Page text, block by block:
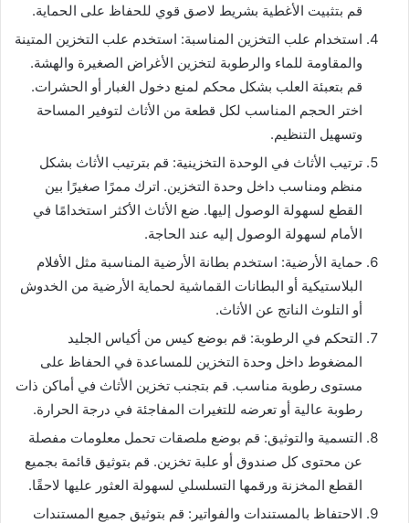
قم بتثبيت الأغطية بشريط لاصق قوي للحفاظ على الحماية.
استخدام علب التخزين المناسبة: استخدم علب التخزين المتينة
والمقاومة للماء والرطوبة لتخزين الأغراض الصغيرة والهشة.
قم بتعبئة العلب بشكل محكم لمنع دخول الغبار أو الحشرات.
اختر الحجم المناسب لكل قطعة من الأثاث لتوفير المساحة
وتسهيل التنظيم.
ترتيب الأثاث في الوحدة التخزينية: قم بترتيب الأثاث بشكل
منظم ومناسب داخل وحدة التخزين. اترك ممرًا صغيرًا بين
القطع لسهولة الوصول إليها. ضع الأثاث الأكثر استخدامًا في
الأمام لسهولة الوصول إليه عند الحاجة.
حماية الأرضية: استخدم بطانة الأرضية المناسبة مثل الأفلام
البلاستيكية أو البطانات القماشية لحماية الأرضية من الخدوش
أو التلوث الناتج عن الأثاث.
التحكم في الرطوبة: قم بوضع كيس من أكياس الجليد
المضغوط داخل وحدة التخزين للمساعدة في الحفاظ على
مستوى رطوبة مناسب. قم بتجنب تخزين الأثاث في أماكن ذات
رطوبة عالية أو تعرضه للتغيرات المفاجئة في درجة الحرارة.
التسمية والتوثيق: قم بوضع ملصقات تحمل معلومات مفصلة
عن محتوى كل صندوق أو علبة تخزين. قم بتوثيق قائمة بجميع
القطع المخزنة ورقمها التسلسلي لسهولة العثور عليها لاحقًا.
الاحتفاظ بالمستندات والفواتير: قم بتوثيق جميع المستندات